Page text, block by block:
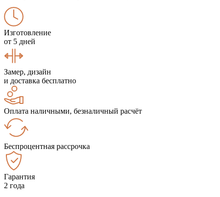
Изготовление
от 5 дней
Замер, дизайн
и доставка бесплатно
Оплата наличными, безналичный расчёт
Беспроцентная рассрочка
Гарантия
2 года